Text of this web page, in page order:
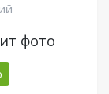
фото